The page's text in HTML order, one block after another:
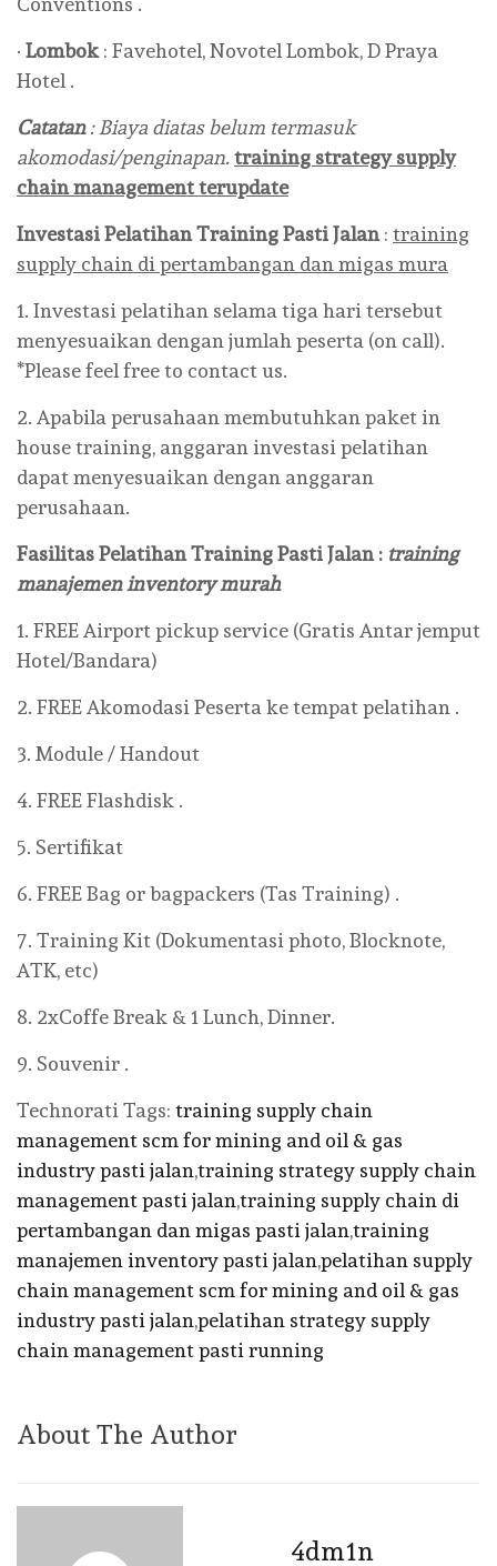
· Lombok: Favehotel, Novotel Lombok, D Praya
Hotel .
Catatan: Biaya diatas belum termasuk
akomodasi/penginapan.training strategy supply
chain management terupdate
Investasi PelatihanTraining Pasti Jalan: training
supply chain di pertambangan dan migas mura
1. Investasi pelatihan selama tiga hari tersebut
menyesuaikan dengan jumlah peserta (on call).
*Please feel free to contact us.
2. Apabila perusahaan membutuhkan paket in
house training, anggaran investasi pelatihan
dapat menyesuaikan dengan anggaran
perusahaan.
Fasilitas PelatihanTraining Pasti Jalan : training
manajemen inventory murah
1. FREE Airport pickup service (Gratis Antar jemput
Hotel/Bandara)
2. FREE Akomodasi Peserta ke tempat pelatihan .
3. Module / Handout
4. FREE Flashdisk .
5. Sertifikat
6. FREE Bag or bagpackers (Tas Training) .
7. Training Kit (Dokumentasi photo, Blocknote,
ATK, etc)
8. 2xCoffe Break & 1 Lunch, Dinner.
9. Souvenir .
Technorati Tags: training supply chain
management scm for mining and oil & gas
industry pasti jalan,training strategy supply chain
management pasti jalan,training supply chain di
pertambangan dan migas pasti jalan,training
manajemen inventory pasti jalan,pelatihan supply
chain management scm for mining and oil & gas
industry pasti jalan,pelatihan strategy supply
chain management pasti running
About The Author
4dm1n